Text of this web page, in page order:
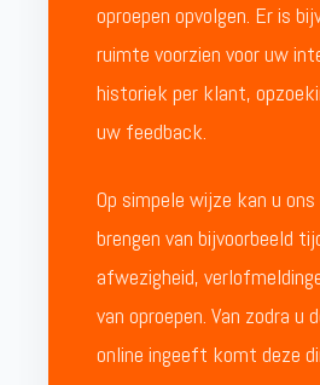
oproepen opvolgen. Er is
ruimte voorzien voor uw
historiek per klant,
uw feedback.
Op simpele wijze kan u
brengen van bijvoorbeeld
afwezigheid,
van oproepen. Van zodra u
online ingeeft komt deze